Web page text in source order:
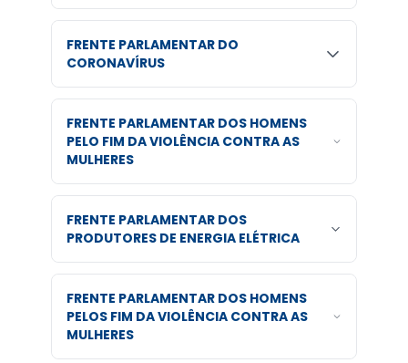
FRENTE PARLAMENTAR DO
CORONAVÍRUS
FRENTE PARLAMENTAR DOS HOMENS
PELO FIM DA VIOLÊNCIA CONTRA AS
MULHERES
FRENTE PARLAMENTAR DOS
PRODUTORES DE ENERGIA ELÉTRICA
FRENTE PARLAMENTAR DOS HOMENS
PELOS FIM DA VIOLÊNCIA CONTRA AS
MULHERES